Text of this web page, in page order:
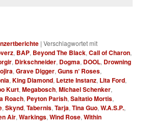
|Verschlagwortet mit
, BAP, Beyond The Black,Call of Charon,
, Dirkschneider, Dogma, DOOL, Drowning
,Grave Digger,Guns n‘ Roses,
,King Diamond, Letzte Instanz, Lita Ford,
Kurt,Megabosch,Michael Schenker,
Roach, Peyton Parish,Saltatio Mortis,
,Skynd,Tabernis,Tarja,Tina Guo,W.A.S.P.,
Air,Warkings,Wind Rose,Within